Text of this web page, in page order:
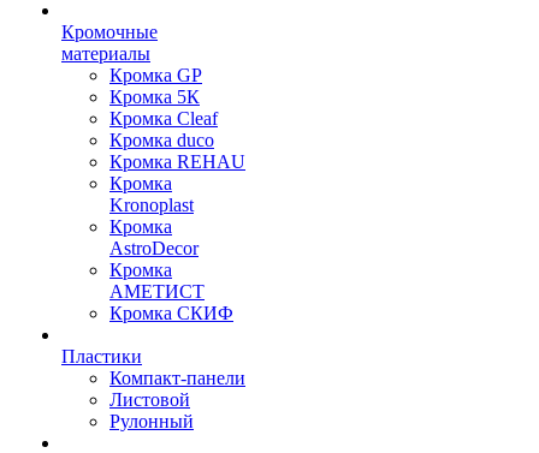
Кромочные
материалы
Кромка GP
Кромка 5К
Кромка Cleaf
Кромка duco
Кромка REHAU
Кромка
Kronoplast
Кромка
AstroDecor
Кромка
АМЕТИСТ
Кромка СКИФ
Пластики
Компакт-панели
Листовой
Рулонный